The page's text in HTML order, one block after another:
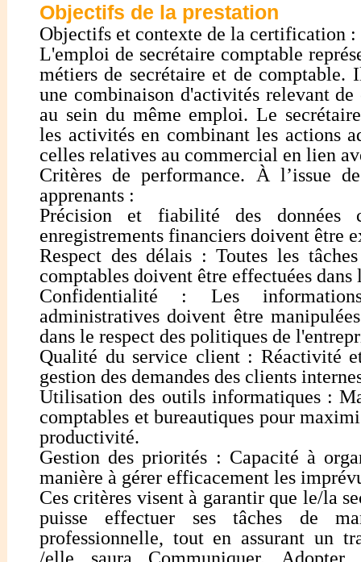
Objectifs de la prestation
Objectifs et contexte de la certification :
L'emploi de secrétaire comptable
métiers de secrétaire et de comptable.
une combinaison d'activités relevant de
au sein du même emploi. Le
les activités en combinant les actions
celles relatives au commercial en lien
Critères de performance. À l’issue
apprenants :
Précision et fiabilité des données
enregistrements financiers doivent être
Respect des délais : Toutes les
comptables doivent être effectuées
Confidentialité : Les
administratives doivent être
dans le respect des politiques de
Qualité du service client : Réactivité
gestion des demandes des clients
Utilisation des outils informatiques :
comptables et bureautiques pour
productivité.
Gestion des priorités : Capacité à
manière à gérer efficacement les
Ces critères visent à garantir que le/la
puisse effectuer ses tâches de
professionnelle, tout en assurant un